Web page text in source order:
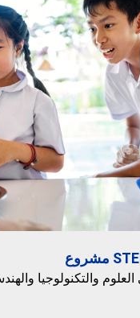
العلوم والتكنولوجيا